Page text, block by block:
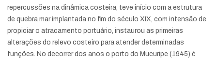
repercussões na dinâmica costeira, teve início com a estrutura
de quebra mar implantada no fim do século XIX, com intensão de
propiciar o atracamento portuário, instaurou as primeiras
alterações do relevo costeiro para atender determinadas
funções. No decorrer dos anos o porto do Mucuripe (1945) é